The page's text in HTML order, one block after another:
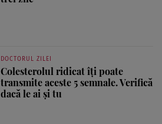
DOCTORUL ZILEI
Colesterolul ridicat îți poate
transmite aceste 5 semnale. Verifică
dacă le ai și tu